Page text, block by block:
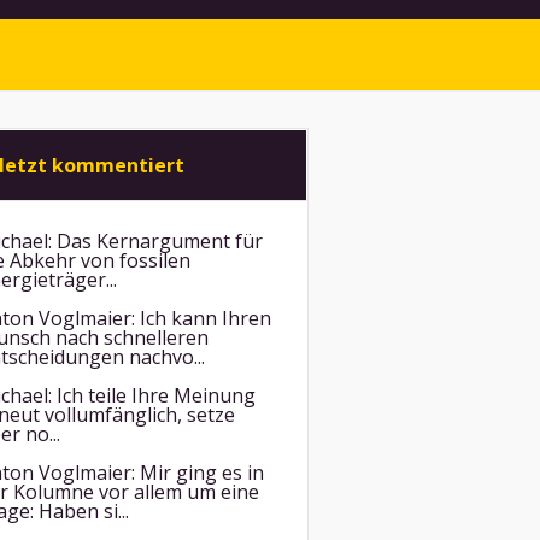
kommentiert
Das Kernargument für
Abkehr von fossilen
Voglmaier: Ich kann Ihren
nach schnelleren
nachvo...
Ich teile Ihre Meinung
vollumfänglich, setze
no...
Voglmaier: Mir ging es in
Kolumne vor allem um eine
Haben si...